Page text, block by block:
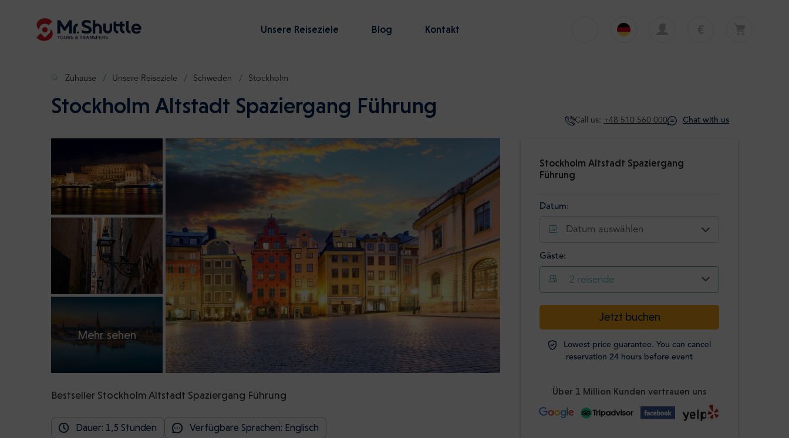
Unsere Reiseziele Blog Kontakt
Deutsch
Español
Zuhause Unsere Reiseziele Schweden Stockholm
Stockholm Altstadt Spaziergang Führung
Call us: +48 510 560 000 Chat with us
Mehr sehen
Bestseller Stockholm Altstadt Spaziergang Führung
Dauer: 1,5 Stunden Verfügbare Sprachen: Englisch
Stockholm Altstadt Spaziergang
Führung
Datum:
Datum auswählen
Gäste:
2 reisende
Erwachsene -
Studierende
-
Alter 0-12 Jahre
+
Jetzt buchen
Lowest price guarantee. You can cancel
reservation 24 hours before event
Über 1 Million Kunden vertrauen uns